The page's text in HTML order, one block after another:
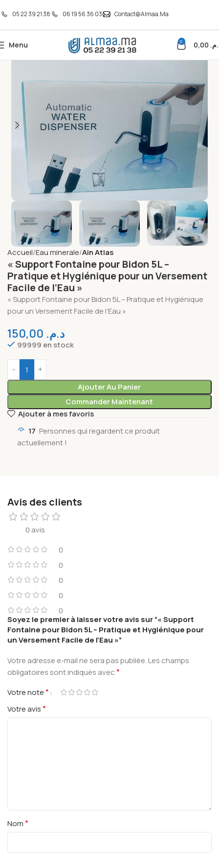
05 22 39 21 38 06 19 56 36 03 Contact@almaa.ma
Menu 0
Accueil Eau minerale Ain Atlas
« Support Fontaine pour Bidon 5L –
Pratique et Hygiénique pour un Versement
Facile de l’Eau »
« Support Fontaine pour Bidon 5L – Pratique et Hygiénique
pour un Versement Facile de l’Eau »
د.م.
99999 en stock
Ajouter Au Panier
Commander Maintenant
Ajouter à mes favoris
17 Personnes qui regardent ce produit
actuellement !
Avis des clients
0 avis
0
0
0
0
0
Soyez le premier à laisser votre avis sur “« Support
Fontaine pour Bidon 5L – Pratique et Hygiénique pour
un Versement Facile de l’Eau »”
Votre adresse e-mail ne sera pas publiée.Les champs
obligatoires sont indiqués avec*
Votre note*
Votre avis*
Nom*